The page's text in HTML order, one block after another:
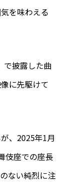
を味わえる
披露した曲
に先駆けて
、 2025年1月
伎座での座長
ない純烈に注